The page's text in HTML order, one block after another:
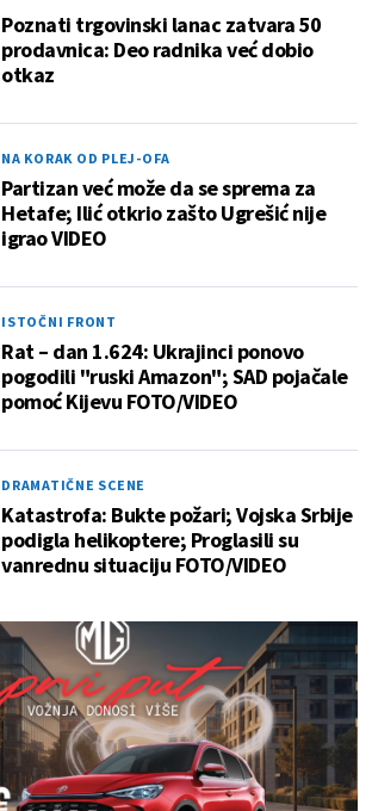
Poznati trgovinski lanac zatvara 50
prodavnica: Deo radnika već dobio
otkaz
NA KORAK OD PLEJ-OFA
Partizan već može da se sprema za
Hetafe; Ilić otkrio zašto Ugrešić nije
igrao VIDEO
ISTOČNI FRONT
Rat – dan 1.624: Ukrajinci ponovo
pogodili "ruski Amazon"; SAD pojačale
pomoć Kijevu FOTO/VIDEO
DRAMATIČNE SCENE
Katastrofa: Bukte požari; Vojska Srbije
podigla helikoptere; Proglasili su
vanrednu situaciju FOTO/VIDEO